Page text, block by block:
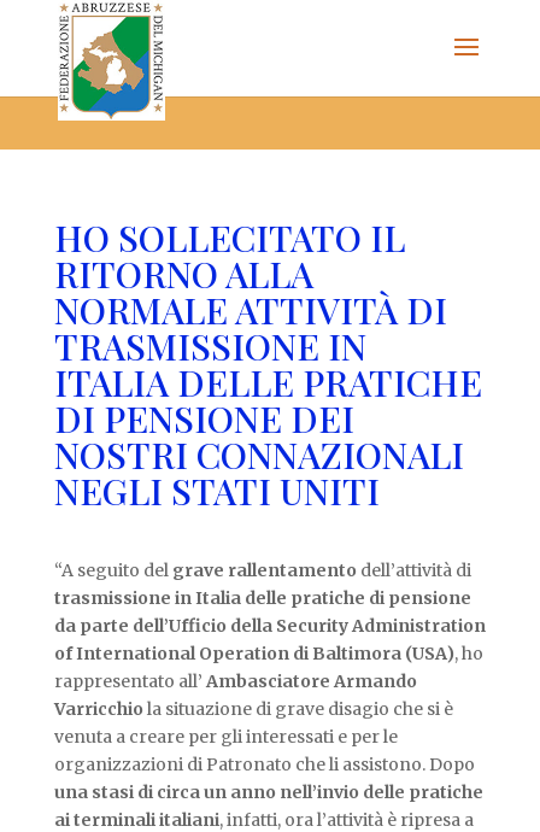
The Federazione Abruzzese del Michigan, Clinton Township,
community of Italian Americans
HO SOLLECITATO IL
RITORNO ALLA
NORMALE ATTIVITÀ DI
TRASMISSIONE IN
ITALIA DELLE PRATICHE
DI PENSIONE DEI
NOSTRI CONNAZIONALI
NEGLI STATI UNITI
“A seguito del grave rallentamento dell’attività di
trasmissione in Italia delle pratiche di pensione
da parte dell’Ufficio della Security Administration
of International Operation di Baltimora (USA), ho
rappresentato all’Ambasciatore Armando
Varricchio la situazione di grave disagio che si è
venuta a creare per gli interessati e per le
organizzazioni di Patronato che li assistono. Dopo
una stasi di circa un anno nell’invio delle pratiche
ai terminali italiani, infatti, ora l’attività è ripresa a